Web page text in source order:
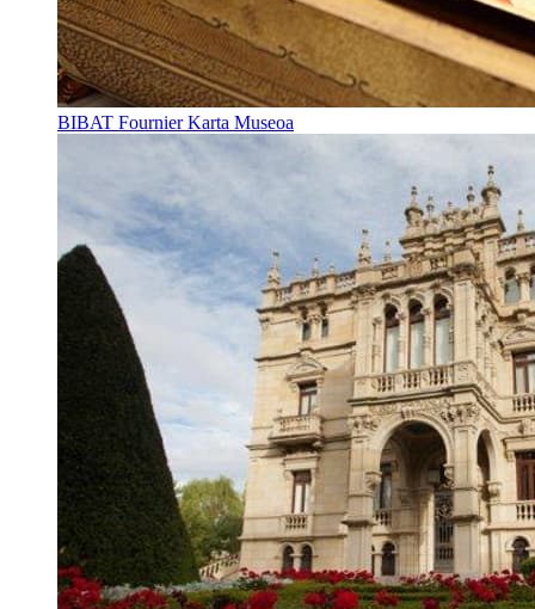
BIBAT Fournier Karta Museoa